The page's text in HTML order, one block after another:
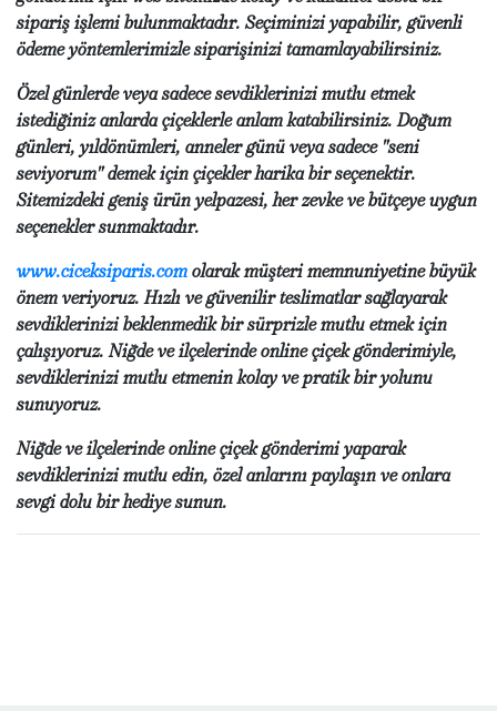
sipariş işlemi bulunmaktadır. Seçiminizi yapabilir, güvenli
ödeme yöntemlerimizle siparişinizi tamamlayabilirsiniz.
Özel günlerde veya sadece sevdiklerinizi mutlu etmek
istediğiniz anlarda çiçeklerle anlam katabilirsiniz. Doğum
günleri, yıldönümleri, anneler günü veya sadece "seni
seviyorum" demek için çiçekler harika bir seçenektir.
Sitemizdeki geniş ürün yelpazesi, her zevke ve bütçeye uygun
seçenekler sunmaktadır.
www.ciceksiparis.com olarak müşteri memnuniyetine büyük
önem veriyoruz. Hızlı ve güvenilir teslimatlar sağlayarak
sevdiklerinizi beklenmedik bir sürprizle mutlu etmek için
çalışıyoruz. Niğde ve ilçelerinde online çiçek gönderimiyle,
sevdiklerinizi mutlu etmenin kolay ve pratik bir yolunu
sunuyoruz.
Niğde ve ilçelerinde online çiçek gönderimi yaparak
sevdiklerinizi mutlu edin, özel anlarını paylaşın ve onlara
sevgi dolu bir hediye sunun.